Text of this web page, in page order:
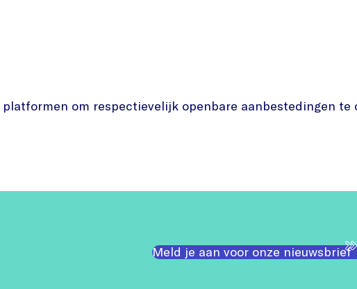
platformen om respectievelijk openbare aanbestedingen te
Meld je aan voor onze nieuwsbrief